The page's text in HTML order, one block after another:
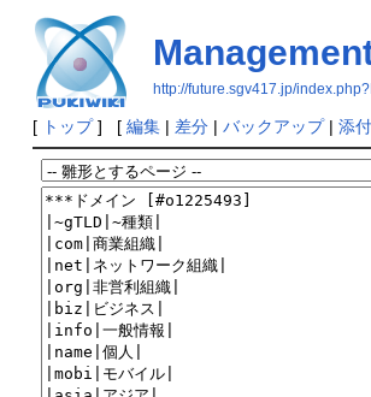
http://future.sgv417.jp/
[ トップ] [ 編集| 差分| バックアップ| 添付